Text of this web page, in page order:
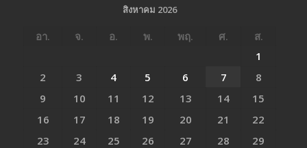
สิงหาคม 2026
อา. จ. อ. พ. พฤ. ศ.
ส.
1
2
3 4 5 6 7
8
9
10 11 12 13 14
15
16
17 18 19 20 21
22
23
24 25 26 27 28
29